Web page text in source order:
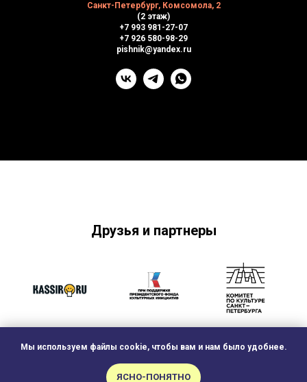
Мы используем файлы cookie, чтобы вам и нам было удобнее.
ЯСНО-ПОНЯТНО
Санкт-Петербург, Комсомола, 2
(2 этаж)
+7 993 981-27-07
+7 926 580-98-29
pishnik@yandex.ru
Друзья и партнеры